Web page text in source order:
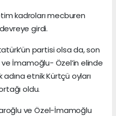
kadroları mecburen
girdi.
partisi olsa da, son
ve İmamoğlu- Özel’in elinde
etnik Kürtçü oyları
oldu.
ve Özel-İmamoğlu